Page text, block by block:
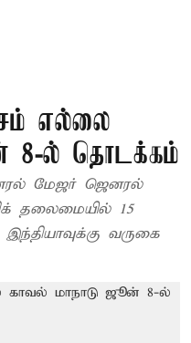
எல்லை
8-ல் தொடக்கம்
மேஜர் ஜெனரல்
தலைமையில் 15
வருகை